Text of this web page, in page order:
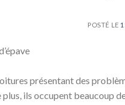
POSTÉ LE
présentant des
plus, ils occupent beaucoup